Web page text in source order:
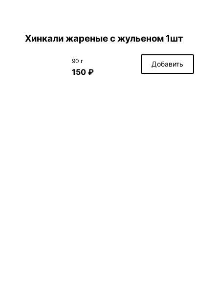
Хинкали жареные с жульеном 1шт
90 г
150 ₽
Добавить